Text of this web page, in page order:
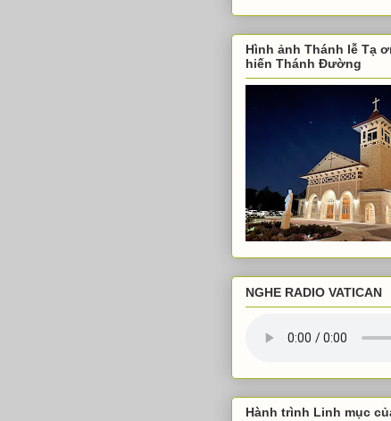
Hình ảnh Thánh lễ Tạ
hiến Thánh Đường
NGHE RADIO VATICAN
Hành trình Linh mục